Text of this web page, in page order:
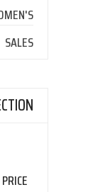
SALES
PRICE